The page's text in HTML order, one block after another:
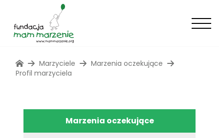
Marzyciele
Marzenia oczekujące
Profil marzyciela
Marzenia oczekujące